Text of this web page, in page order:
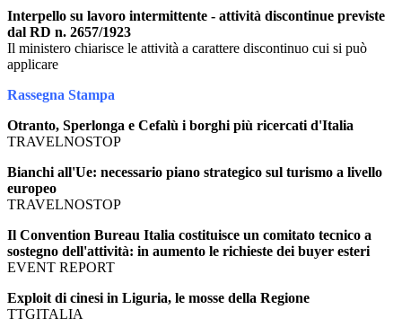
Interpello su lavoro intermittente - attività discontinue previste
dal RD n. 2657/1923
Il ministero chiarisce le attività a carattere discontinuo cui si può
applicare
Rassegna Stampa
Otranto, Sperlonga e Cefalù i borghi più ricercati d'Italia
TRAVELNOSTOP
Bianchi all'Ue: necessario piano strategico sul turismo a livello
europeo
TRAVELNOSTOP
Il Convention Bureau Italia costituisce un comitato tecnico a
sostegno dell'attività: in aumento le richieste dei buyer esteri
EVENT REPORT
Exploit di cinesi in Liguria, le mosse della Regione
TTGITALIA